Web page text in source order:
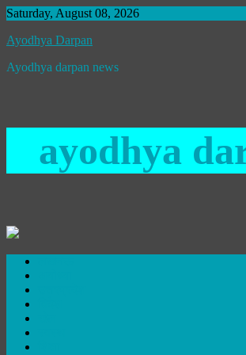
Skip
content
Saturday, August 08, 2026
Ayodhya Darpan
Ayodhya darpan news
ayodhya